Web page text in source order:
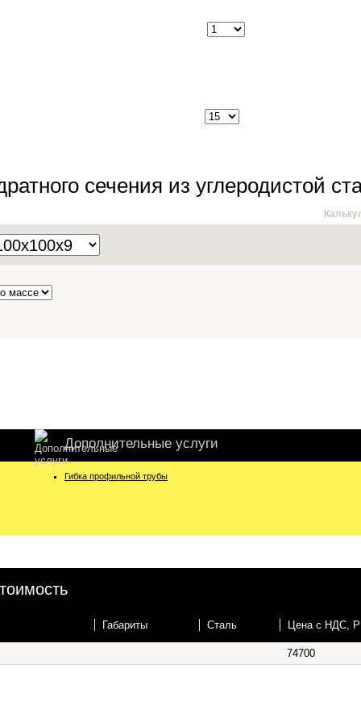
сечения из углеродистой
Дополнительные услуги
Гибка профильной трубы
Габариты Сталь Цена c НДС, Р
74700